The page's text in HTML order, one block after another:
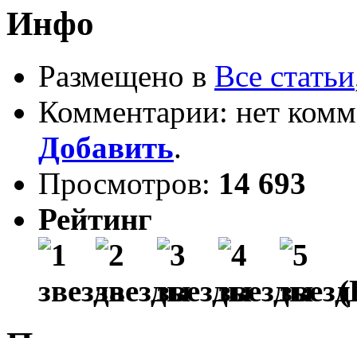
Инфо
Размещено в Все статьи
Комментарии: нет
Добавить.
Просмотров: 14 693
Рейтинг